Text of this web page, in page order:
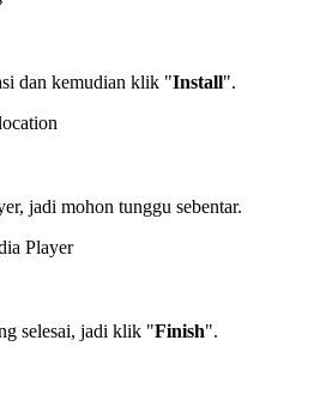
dan kemudian klik "Install".
jadi mohon tunggu sebentar.
selesai, jadi klik "Finish".